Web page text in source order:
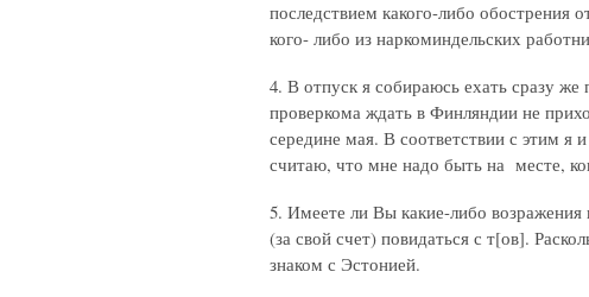
последствием какого-либо
кого- либо из наркоминдельских
4. В отпуск я собираюсь ехать сразу
проверкома ждать в Финляндии не
середине мая. В соответствии с этим
считаю, что мне надо быть на месте,
5. Имеете ли Вы какие-либо возражения
(за свой счет) повидаться с т[ов].
знаком с Эстонией.